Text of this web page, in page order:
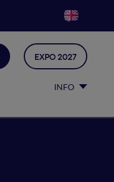
INFO
EXPO 2027